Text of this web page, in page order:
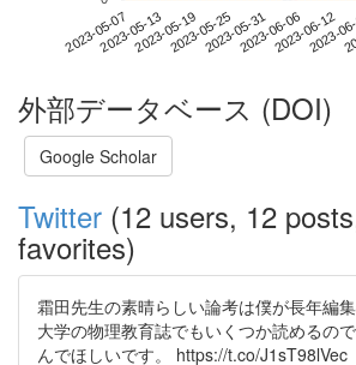
2023-05-072023-05-132023-05-192023-05-252023-05-312023-06-062023-06-12
2023-
外部データベース (DOI)
Google Scholar
Twitter (12 users, 12
favorites)
霜田先生の素晴らしい論考は僕が長年編
大学の物理教育誌でもいくつか読めるの
んでほしいです。 https://t.co/J1sT98lVec